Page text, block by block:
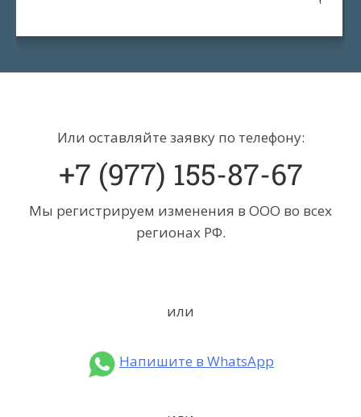
Или оставляйте заявку по телефону:
+7 (977) 155-87-67
Мы регистрируем изменения в ООО во всех
регионах РФ.
или
Напишите в WhatsApp